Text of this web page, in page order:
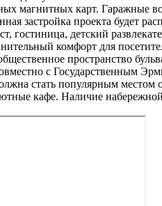
магнитных карт. Гаражные
застройка проекта будет
гостиница, детский
комфорт для
пространство
с Государственным
стать популярным
кафе. Наличие